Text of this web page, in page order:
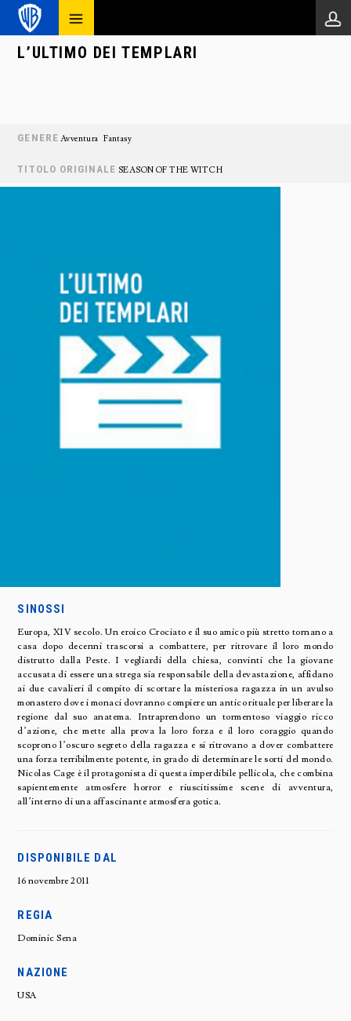
L’ULTIMO DEI TEMPLARI
GENERE Avventura Fantasy
TITOLO ORIGINALE SEASON OF THE WITCH
SINOSSI
Europa, XIV secolo. Un eroico Crociato e il suo amico più stretto tornano a
casa dopo decenni trascorsi a combattere, per ritrovare il loro mondo
distrutto dalla Peste. I vegliardi della chiesa, convinti che la giovane
accusata di essere una strega sia responsabile della devastazione, affidano
ai due cavalieri il compito di scortare la misteriosa ragazza in un avulso
monastero dove i monaci dovranno compiere un antico rituale per liberare la
regione dal suo anatema. Intraprendono un tormentoso viaggio ricco
d’azione, che mette alla prova la loro forza e il loro coraggio quando
scoprono l’oscuro segreto della ragazza e si ritrovano a dover combattere
una forza terribilmente potente, in grado di determinare le sorti del mondo.
Nicolas Cage è il protagonista di questa imperdibile pellicola, che combina
sapientemente atmosfere horror e riuscitissime scene di avventura,
all’interno di una affascinante atmosfera gotica.
DISPONIBILE DAL
16 novembre 2011
REGIA
Dominic Sena
NAZIONE
USA